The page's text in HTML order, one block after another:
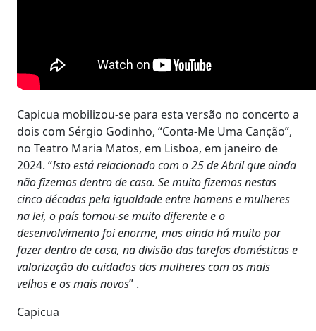
Capicua mobilizou-se para esta versão no concerto a
dois com Sérgio Godinho, “Conta-Me Uma Canção”,
no Teatro Maria Matos, em Lisboa, em janeiro de
2024. “Isto está relacionado com o 25 de Abril que ainda
não fizemos dentro de casa. Se muito fizemos nestas
cinco décadas pela igualdade entre homens e mulheres
na lei, o país tornou-se muito diferente e o
desenvolvimento foi enorme, mas ainda há muito por
fazer dentro de casa, na divisão das tarefas domésticas e
valorização do cuidados das mulheres com os mais
velhos e os mais novos” .
Capicua